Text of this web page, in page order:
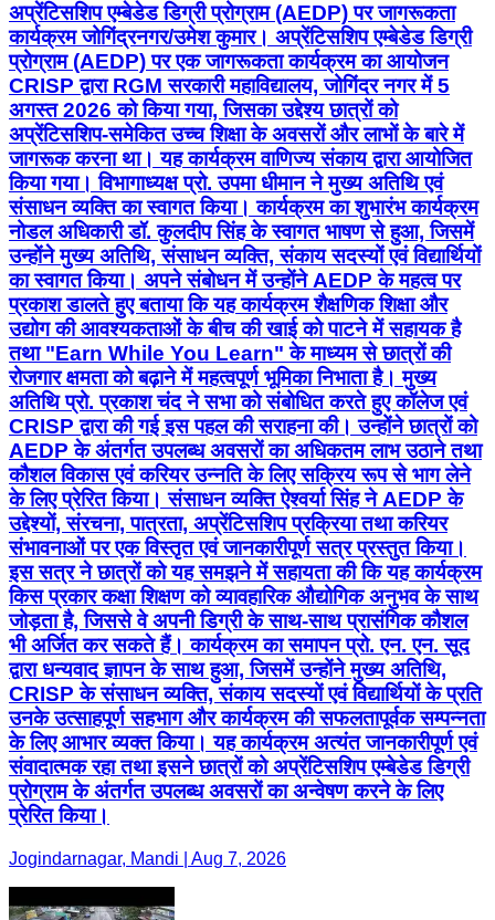
अप्रेंटिसशिप एम्बेडेड डिग्री प्रोग्राम (AEDP) पर जागरूकता
कार्यक्रम जोगिंद्रनगर/उमेश कुमार। अप्रेंटिसशिप एम्बेडेड डिग्री
प्रोग्राम (AEDP) पर एक जागरूकता कार्यक्रम का आयोजन
CRISP द्वारा RGM सरकारी महाविद्यालय, जोगिंदर नगर में 5
अगस्त 2026 को किया गया, जिसका उद्देश्य छात्रों को
अप्रेंटिसशिप-समेकित उच्च शिक्षा के अवसरों और लाभों के बारे में
जागरूक करना था। यह कार्यक्रम वाणिज्य संकाय द्वारा आयोजित
किया गया। विभागाध्यक्ष प्रो. उपमा धीमान ने मुख्य अतिथि एवं
संसाधन व्यक्ति का स्वागत किया। कार्यक्रम का शुभारंभ कार्यक्रम
नोडल अधिकारी डॉ. कुलदीप सिंह के स्वागत भाषण से हुआ, जिसमें
उन्होंने मुख्य अतिथि, संसाधन व्यक्ति, संकाय सदस्यों एवं विद्यार्थियों
का स्वागत किया। अपने संबोधन में उन्होंने AEDP के महत्व पर
प्रकाश डालते हुए बताया कि यह कार्यक्रम शैक्षणिक शिक्षा और
उद्योग की आवश्यकताओं के बीच की खाई को पाटने में सहायक है
तथा "Earn While You Learn" के माध्यम से छात्रों की
रोजगार क्षमता को बढ़ाने में महत्वपूर्ण भूमिका निभाता है। मुख्य
अतिथि प्रो. प्रकाश चंद ने सभा को संबोधित करते हुए कॉलेज एवं
CRISP द्वारा की गई इस पहल की सराहना की। उन्होंने छात्रों को
AEDP के अंतर्गत उपलब्ध अवसरों का अधिकतम लाभ उठाने तथा
कौशल विकास एवं करियर उन्नति के लिए सक्रिय रूप से भाग लेने
के लिए प्रेरित किया। संसाधन व्यक्ति ऐश्वर्या सिंह ने AEDP के
उद्देश्यों, संरचना, पात्रता, अप्रेंटिसशिप प्रक्रिया तथा करियर
संभावनाओं पर एक विस्तृत एवं जानकारीपूर्ण सत्र प्रस्तुत किया।
इस सत्र ने छात्रों को यह समझने में सहायता की कि यह कार्यक्रम
किस प्रकार कक्षा शिक्षण को व्यावहारिक औद्योगिक अनुभव के साथ
जोड़ता है, जिससे वे अपनी डिग्री के साथ-साथ प्रासंगिक कौशल
भी अर्जित कर सकते हैं। कार्यक्रम का समापन प्रो. एन. एन. सूद
द्वारा धन्यवाद ज्ञापन के साथ हुआ, जिसमें उन्होंने मुख्य अतिथि,
CRISP के संसाधन व्यक्ति, संकाय सदस्यों एवं विद्यार्थियों के प्रति
उनके उत्साहपूर्ण सहभाग और कार्यक्रम की सफलतापूर्वक सम्पन्नता
के लिए आभार व्यक्त किया। यह कार्यक्रम अत्यंत जानकारीपूर्ण एवं
संवादात्मक रहा तथा इसने छात्रों को अप्रेंटिसशिप एम्बेडेड डिग्री
प्रोग्राम के अंतर्गत उपलब्ध अवसरों का अन्वेषण करने के लिए
प्रेरित किया।
Jogindarnagar, Mandi | Aug 7, 2026